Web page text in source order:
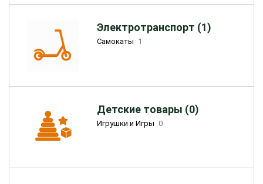
Электротранспорт (1)
Самокаты 1
Детские товары (0)
Игрушки и Игры 0